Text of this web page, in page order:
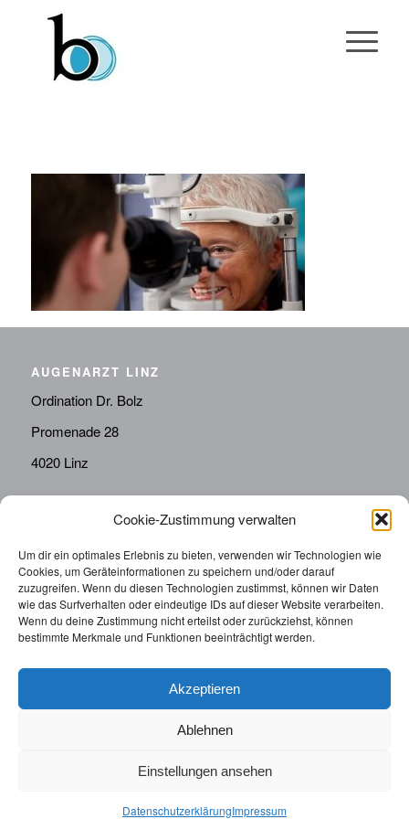
Cookie-Zustimmung verwalten
Um dir ein optimales Erlebnis zu bieten, verwenden wir Technologien wie
Cookies, um Geräteinformationen zu speichern und/oder darauf
zuzugreifen. Wenn du diesen Technologien zustimmst, können wir Daten
wie das Surfverhalten oder eindeutige IDs auf dieser Website verarbeiten.
Wenn du deine Zustimmung nicht erteilst oder zurückziehst, können
bestimmte Merkmale und Funktionen beeinträchtigt werden.
Akzeptieren
Ablehnen
Einstellungen ansehen
DatenschutzerklärungImpressum
AUGENARZT LINZ
Ordination Dr. Bolz
Promenade 28
4020 Linz
Telefon:
0676814287655
sekretariat@drbolz.at
ORDINATIONSZEITEN
Telefonische Terminvereinbarung: Montag – Freitag von
© 2025 | Augenarzt Dr. Bolz |Impressum